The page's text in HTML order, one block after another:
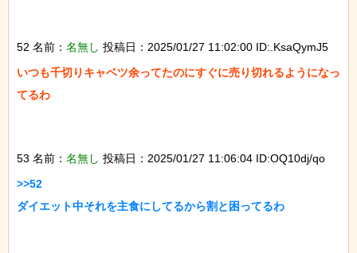
52 名前： 名無し 投稿日：2025/01/27 11:02:00 ID:.KsaQymJ5
いつも千切りキャベツ余ってたのにすぐに売り切れるようになっ
てるわ
53 名前： 名無し 投稿日：2025/01/27 11:06:04 ID:OQ10dj/qo
>>52
ダイエット中それを主食にしてるから割と困ってるわ